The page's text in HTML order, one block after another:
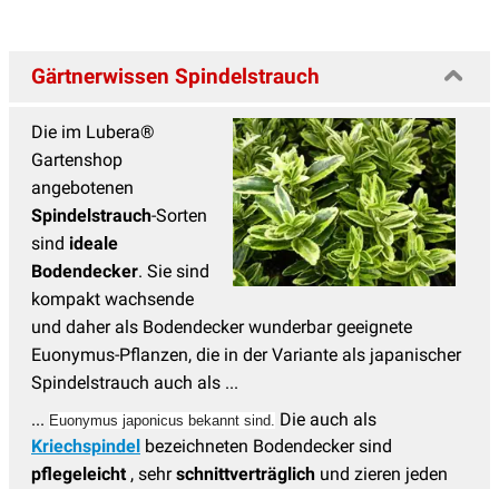
Gärtnerwissen Spindelstrauch
Die im Lubera®
Gartenshop
angebotenen
Spindelstrauch-Sorten
sind ideale
Bodendecker. Sie sind
kompakt wachsende
und daher als Bodendecker wunderbar geeignete
Euonymus-Pflanzen, die in der Variante als japanischer
Spindelstrauch auch als ...
... Euonymus japonicus bekannt sind. Die auch als
Kriechspindel bezeichneten Bodendecker sind
pflegeleicht , sehrschnittverträglich und zieren jeden